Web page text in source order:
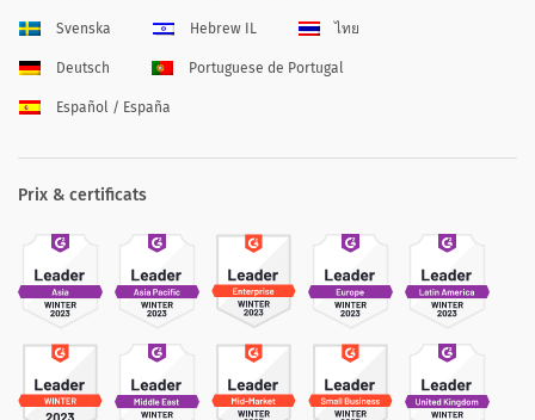
Svenska Hebrew IL ไทย
Deutsch Portuguese de Portugal
Español / España
Prix & certificats